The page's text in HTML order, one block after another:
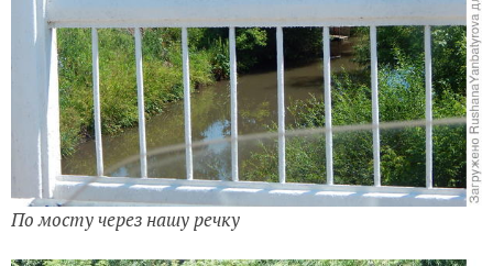
По мосту через нашу речку